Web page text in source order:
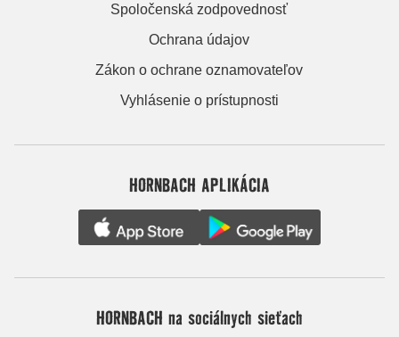
Spoločenská zodpovednosť
Ochrana údajov
Zákon o ochrane oznamovateľov
Vyhlásenie o prístupnosti
HORNBACH APLIKÁCIA
HORNBACH na sociálnych sieťach